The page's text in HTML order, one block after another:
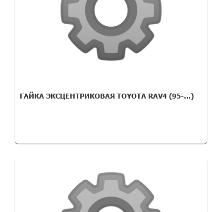
ГАЙКА ЭКСЦЕНТРИКОВАЯ TOYOTA RAV4 (95-…)